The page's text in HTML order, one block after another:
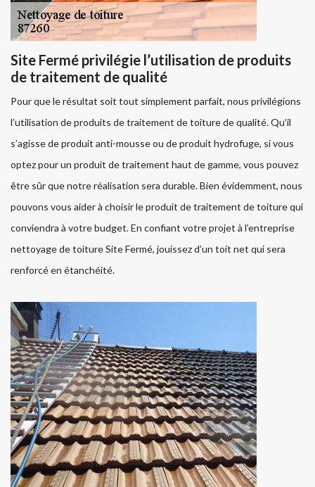
Site Fermé privilégie l’utilisation de produits
de traitement de qualité
Pour que le résultat soit tout simplement parfait, nous privilégions
l’utilisation de produits de traitement de toiture de qualité. Qu’il
s’agisse de produit anti-mousse ou de produit hydrofuge, si vous
optez pour un produit de traitement haut de gamme, vous pouvez
être sûr que notre réalisation sera durable. Bien évidemment, nous
pouvons vous aider à choisir le produit de traitement de toiture qui
conviendra à votre budget. En confiant votre projet à l’entreprise
nettoyage de toiture Site Fermé, jouissez d’un toit net qui sera
renforcé en étanchéité.